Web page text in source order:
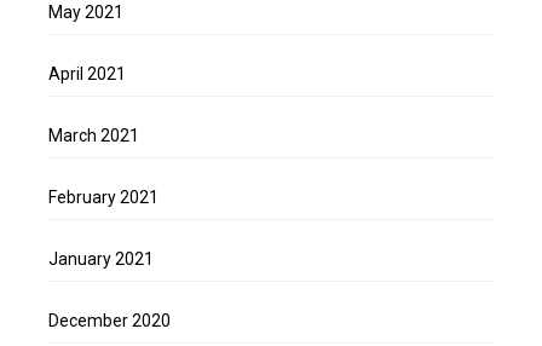
May 2021
April 2021
March 2021
February 2021
January 2021
December 2020